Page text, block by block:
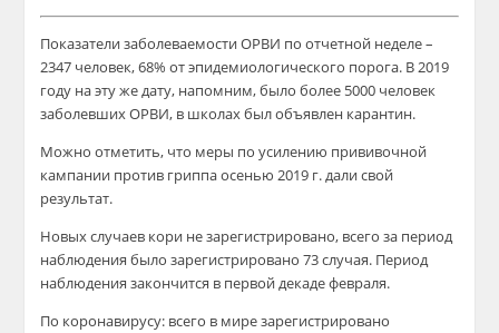
Показатели заболеваемости ОРВИ по отчетной неделе –
2347 человек, 68% от эпидемиологического порога. В 2019
году на эту же дату, напомним, было более 5000 человек
заболевших ОРВИ, в школах был объявлен карантин.
Можно отметить, что меры по усилению прививочной
кампании против гриппа осенью 2019 г. дали свой
результат.
Новых случаев кори не зарегистрировано, всего за период
наблюдения было зарегистрировано 73 случая. Период
наблюдения закончится в первой декаде февраля.
По коронавирусу: всего в мире зарегистрировано